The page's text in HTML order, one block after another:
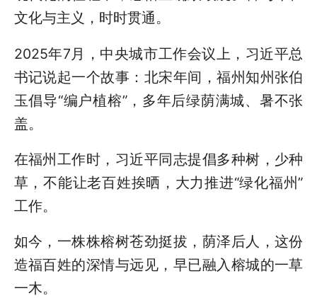
文化与主义，时时贯通。
2025年7月，中央城市工作会议上，习近平总
书记说起一个故事：北宋年间，福州知州张伯
玉倡导“编户植榕”，多年后绿荫满城、暑不张
盖。
在福州工作时，习近平同志提倡多种树，少种
草，不能让老百姓挨晒，大力推进“绿化福州”
工作。
如今，一株株榕树苍劲挺拔，荫泽后人，这份
造福百姓的深情与远见，早已融入榕城的一草
一木。